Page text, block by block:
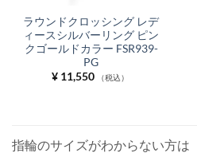
ラウンドクロッシング レデ
ィースシルバーリング ピン
クゴールドカラー FSR939-
PG
¥11,550 （税込）
指輪のサイズがわからない方は